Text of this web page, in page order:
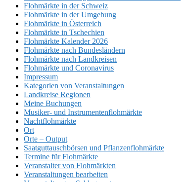
Flohmärkte in der Schweiz
Flohmärkte in der Umgebung
Flohmärkte in Österreich
Flohmärkte in Tschechien
Flohmärkte Kalender 2026
Flohmärkte nach Bundesländern
Flohmärkte nach Landkreisen
Flohmärkte und Coronavirus
Impressum
Kategorien von Veranstaltungen
Landkreise Regionen
Meine Buchungen
Musiker- und Instrumentenflohmärkte
Nachtflohmärkte
Ort
Orte – Output
Saatguttauschbörsen und Pflanzenflohmärkte
Termine für Flohmärkte
Veranstalter von Flohmärkten
Veranstaltungen bearbeiten